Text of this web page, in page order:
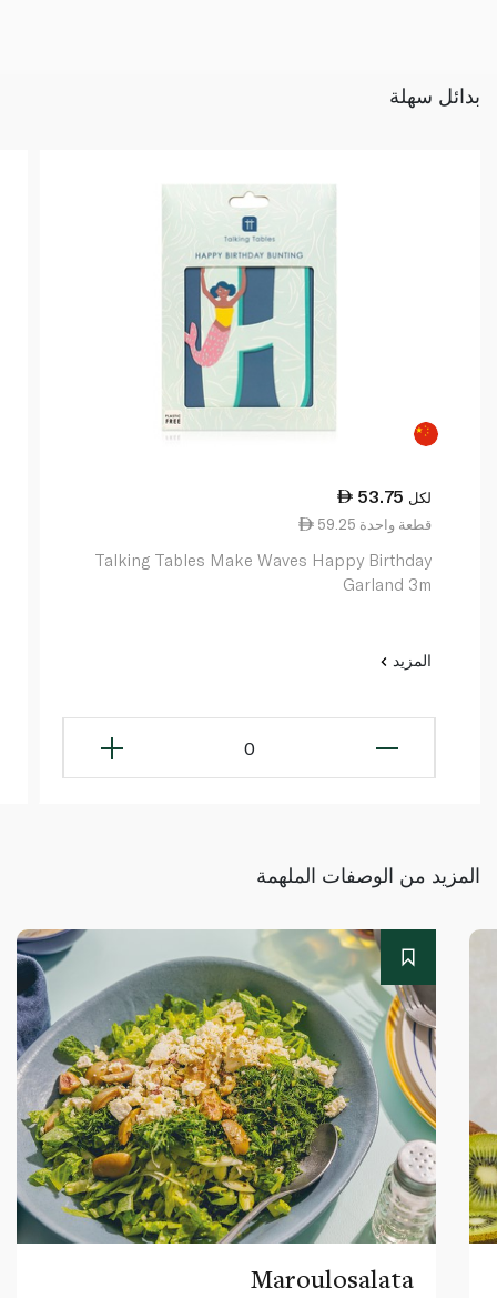
بدائل سهلة
53.75 لكل
59.25 قطعة واحدة
Talking Tables Make Waves Happy Birthday
Garland 3m
المزيد
0
المزيد من الوصفات الملهمة
Maroulosalata